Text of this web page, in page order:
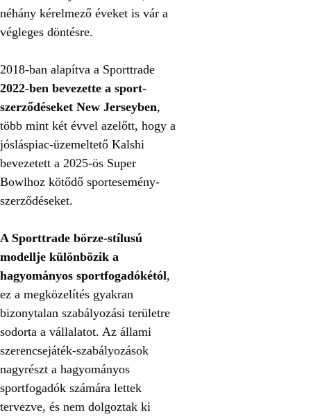
néhány kérelmező éveket is vár a
végleges döntésre.
2018-ban alapítva a Sporttrade
2022-ben bevezette a sport-
szerződéseket New Jerseyben,
több mint két évvel azelőtt, hogy a
jósláspiac-üzemeltető Kalshi
bevezetett a 2025-ös Super
Bowlhoz kötődő sportesemény-
szerződéseket.
A Sporttrade börze-stílusú
modellje különbözik a
hagyományos sportfogadókétól,
ez a megközelítés gyakran
bizonytalan szabályozási területre
sodorta a vállalatot. Az állami
szerencsejáték-szabályozások
nagyrészt a hagyományos
sportfogadók számára lettek
tervezve, és nem dolgoztak ki